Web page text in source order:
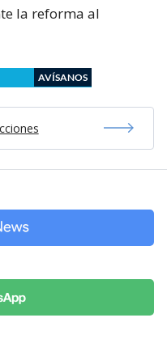
la reforma al
AVÍSANOS